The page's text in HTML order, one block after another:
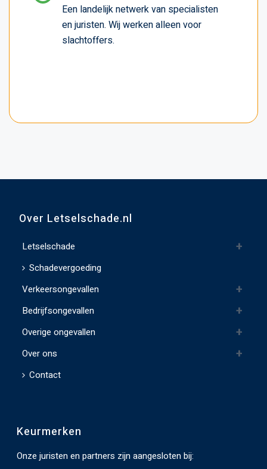
Een landelijk netwerk van specialisten
en juristen. Wij werken alleen voor
slachtoffers.
Over Letselschade.nl
Letselschade
Schadevergoeding
Verkeersongevallen
Bedrijfsongevallen
Overige ongevallen
Over ons
Contact
Keurmerken
Onze juristen en partners zijn aangesloten bij: